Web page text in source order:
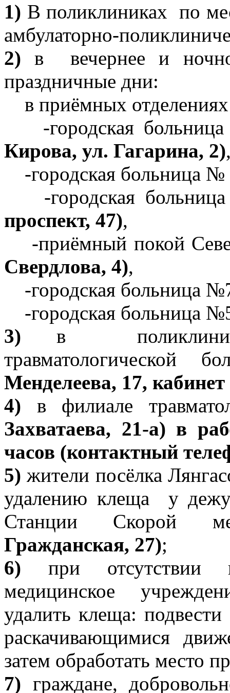
1) В поликлиниках по
амбулаторно-
2) в вечернее и
праздничные дни:
в приёмных
-городская
Кирова, ул. Гагарина, 2)
-городская больница
-городская
проспект, 47),
-приёмный покой
Свердлова, 4),
-городская больница
-городская больница
3) в поликлинике
травматологической
Менделеева, 17,
4) в филиале
Захватаева, 21-а) в
часов (контактный
5) жители посёлка
удалению клеща у
Станции Скорой
Гражданская, 27);
6) при отсутствии
медицинское
удалить клеща:
раскачивающимися
затем обработать место
7) граждане,